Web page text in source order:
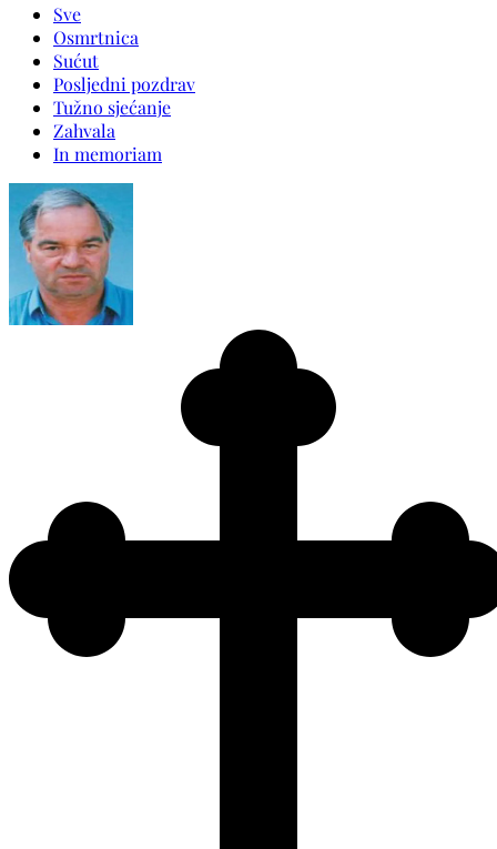
Sve
Osmrtnica
Sućut
Posljedni pozdrav
Tužno sjećanje
Zahvala
In memoriam